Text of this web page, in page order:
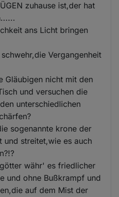
zuhause ist,der hat
ans Licht bringen
Vergangenheit
Gläubigen nicht mit den
und versuchen die
unterschiedlichen
sogenannte krone der
und streitet,wie es auch
währ' es friedlicher
und ohne Bußkrampf und
auf dem Mist der